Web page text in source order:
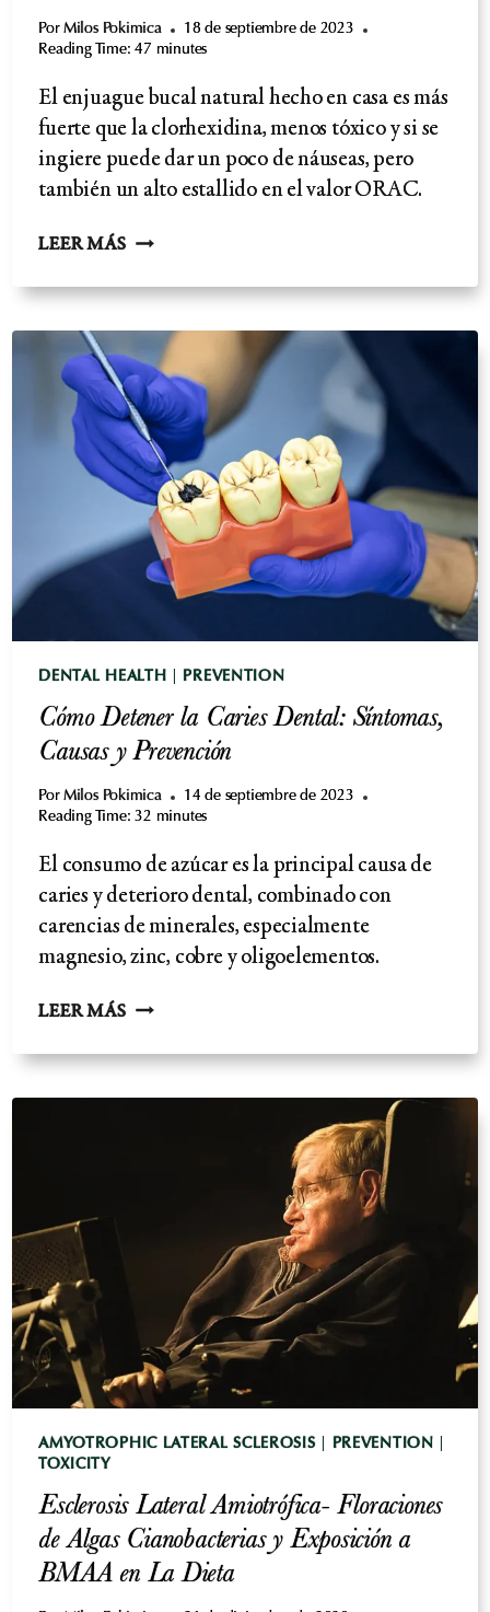
Por Milos Pokimica
18 de septiembre de 2023
Reading Time: 47 minutes
El enjuague bucal natural hecho en casa es más
fuerte que la clorhexidina, menos tóxico y si se
ingiere puede dar un poco de náuseas, pero
también un alto estallido en el valor ORAC.
LEER MÁSENJUAGUE
NATURAL
PROBADO,
MÁS
FUERTE
Y
MENOS
TÓXICO
DENTAL HEALTH PREVENTION
Cómo Detener la Caries Dental: Síntomas,
Causas y Prevención
Por Milos Pokimica
14 de septiembre de 2023
Reading Time: 32 minutes
El consumo de azúcar es la principal causa de
caries y deterioro dental, combinado con
carencias de minerales, especialmente
magnesio, zinc, cobre y oligoelementos.
LEER MÁSCÓMO
LA
AMYOTROPHIC LATERAL SCLEROSIS PREVENTION
TOXICITY
Esclerosis Lateral Amiotrófica- Floraciones
de Algas Cianobacterias y Exposición a
BMAA en La Dieta